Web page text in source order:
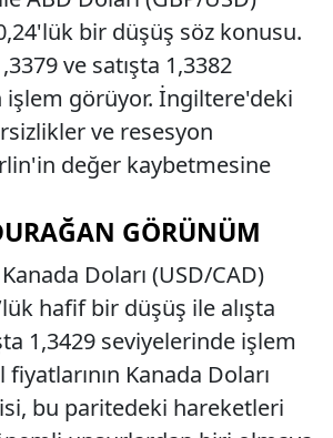
bir düşüş söz konusu.
ve satışta 1,3382
işlem görüyor. İngiltere'deki
ve resesyon
değer kaybetmesine
GÖRÜNÜM
Doları (USD/CAD)
hafif bir düşüş ile alışta
1,3429 seviyelerinde işlem
Kanada Doları
bu paritedeki hareketleri